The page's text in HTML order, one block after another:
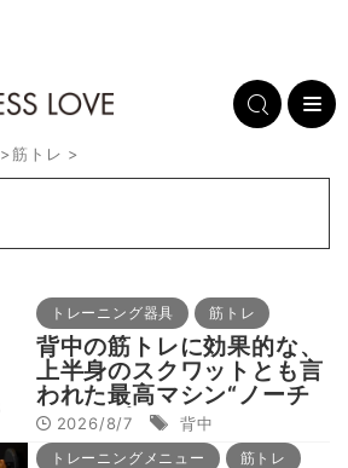
>筋トレ >
トレーニング器具 筋トレ
背中の筋トレに効果的な、
上半身のスクワットとも言
われた最高マシン“ノーチ
ラス・プルオーバーマシ
ン”とは？
2026/8/7 背中
トレーニングメニュー 筋トレ